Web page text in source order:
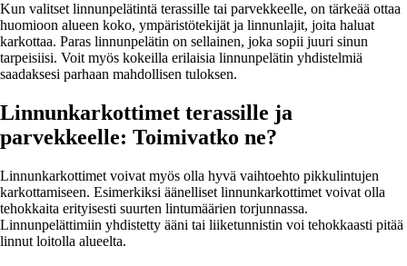
Kun valitset linnunpelätintä terassille tai parvekkeelle, on tärkeää ottaa
huomioon alueen koko, ympäristötekijät ja linnunlajit, joita haluat
karkottaa. Paras linnunpelätin on sellainen, joka sopii juuri sinun
tarpeisiisi. Voit myös kokeilla erilaisia linnunpelätin yhdistelmiä
saadaksesi parhaan mahdollisen tuloksen.
Linnunkarkottimet terassille ja
parvekkeelle: Toimivatko ne?
Linnunkarkottimet voivat myös olla hyvä vaihtoehto pikkulintujen
karkottamiseen. Esimerkiksi äänelliset linnunkarkottimet voivat olla
tehokkaita erityisesti suurten lintumäärien torjunnassa.
Linnunpelättimiin yhdistetty ääni tai liiketunnistin voi tehokkaasti pitää
linnut loitolla alueelta.